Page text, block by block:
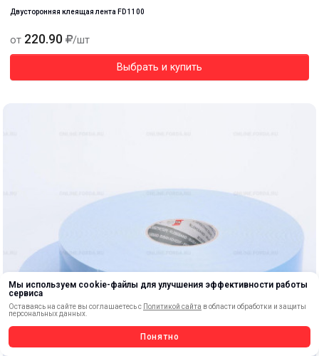
Мы используем cookie-файлы для улучшения эффективности работы
сервиса
Оставаясь на сайте вы соглашаетесь с Политикой сайта в области обработки и защиты
персональных данных.
Понятно
Двусторонняя клеящая лента FD 1100
от 220.90 /шт
Выбрать и купить